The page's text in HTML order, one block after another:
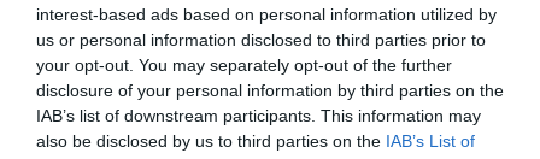
interest-based ads based on personal information utilized by
us or personal information disclosed to third parties prior to
your opt-out. You may separately opt-out of the further
disclosure of your personal information by third parties on the
IAB’s list of downstream participants. This information may
also be disclosed by us to third parties on the IAB’s List of